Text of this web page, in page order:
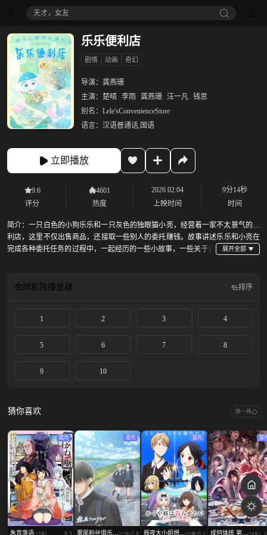
天才，女友
乐乐便利店
剧情 动画 奇幻
导演： 龚燕珊
主演： 楚晴 李雨 龚燕珊 汪一凡 钱思
别名： Lele'sConvenienceStore
语言： 汉语普通话,国语
立即播放
9.6
评分
4601
热度
2026.02.04
上映时间
9分14秒
时间
简介：一只白色的小狗乐乐和一只灰色的独眼猫小亮，经营着一家不太景气的便
利店，这里不仅出售商品，还接取一些别人的委托赚钱。故事讲述乐乐和小亮在
完成各种委托任务的过程中，一起经历的一些小故事，一些关于勇
金牌影院播放器 排序
1 2 3 4
5 6 7 8
9 10
猜你喜欢 换一换
蓝光
朱音落语 8.3
蓝光
雾尾粉丝俱乐... 7.8
蓝光
辉夜大小姐想... 9.1
蓝
成何体统 第...